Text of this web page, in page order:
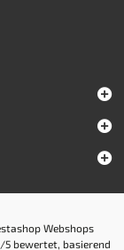
Webshops
/5 bewertet, basierend